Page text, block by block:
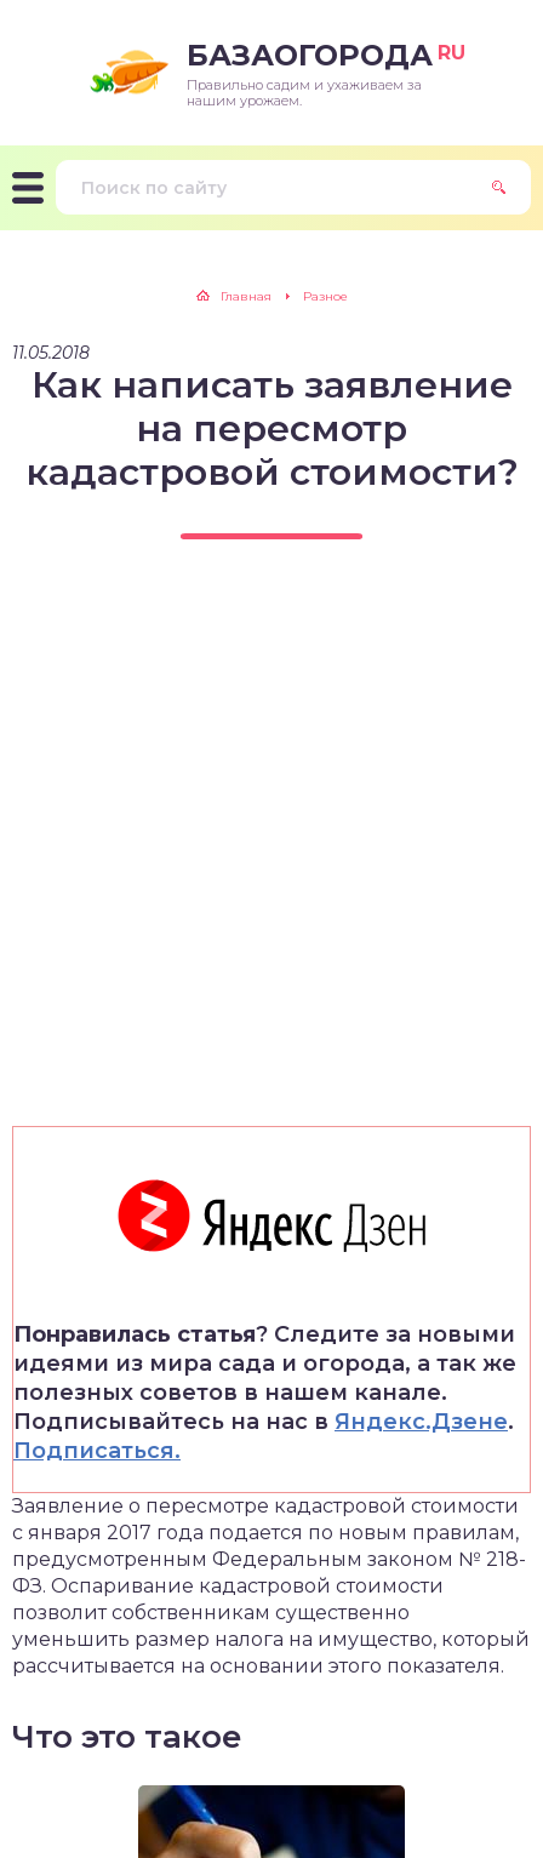
БАЗАОГОРОДА RU
Правильно садим и ухаживаем за
нашим урожаем.
Главная Разное
11.05.2018
Как написать заявление
на пересмотр
кадастровой стоимости?
Понравилась статья? Следите за новыми
идеями из мира сада и огорода, а так же
полезных советов в нашем канале.
Подписывайтесь на нас в Яндекс.Дзене.
Подписаться.
Заявление о пересмотре кадастровой стоимости
с января 2017 года подается по новым правилам,
предусмотренным Федеральным законом № 218-
ФЗ. Оспаривание кадастровой стоимости
позволит собственникам существенно
уменьшить размер налога на имущество, который
рассчитывается на основании этого показателя.
Что это такое